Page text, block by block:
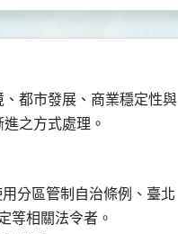
、都市發展、商業穩定性與
之方式處理。
用分區管制自治條例、臺北
等相關法令者。